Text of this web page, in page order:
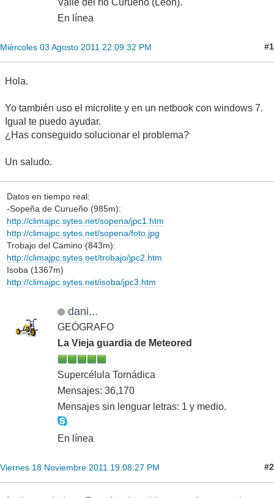
En línea
Miércoles 03 Agosto 2011 22:09:32 PM #1
Hola.
Yo también uso el microlite y en un netbook con windows 7.
Igual te puedo ayudar.
¿Has conseguido solucionar el problema?
Un saludo.
Datos en tiempo real:
-Sopeña de Curueño (985m):
http://climajpc.sytes.net/sopena/jpc1.htm
http://climajpc.sytes.net/sopena/foto.jpg
Trobajo del Camino (843m):
http://climajpc.sytes.net/trobajo/jpc2.htm
Isoba (1367m)
http://climajpc.sytes.net/isoba/jpc3.htm
dani...
GEÓGRAFO
La Vieja guardia de Meteored
Supercélula Tornádica
Mensajes: 36,170
Mensajes sin lenguar letras: 1 y medio.
En línea
Viernes 18 Noviembre 2011 19:08:27 PM #2